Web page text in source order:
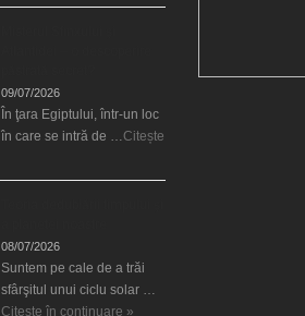
09/07/2026
În ţara Egiptului, într-un loc
în care se intră de …Citește
08/07/2026
Suntem pe cale de a trăi
sfârşitul unui ciclu solar …
Citește în continuare »